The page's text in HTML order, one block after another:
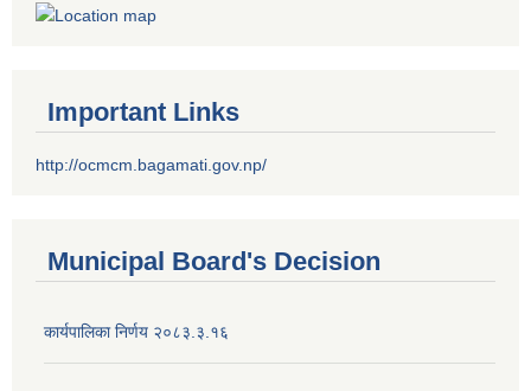
Important Links
http://ocmcm.bagamati.gov.np/
Municipal Board's Decision
कार्यपालिका निर्णय २०८३.३.१६